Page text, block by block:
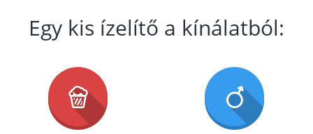
Egy kis ízelítő a kínálatból: